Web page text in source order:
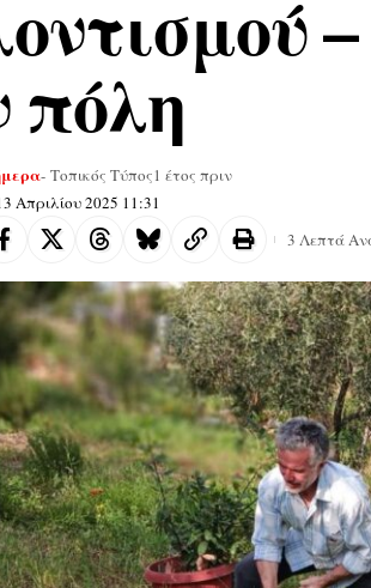
πόλη
Απριλίου 2025 11:31
- Τοπικός Τύπος1 έτος πριν
3 Λεπτά